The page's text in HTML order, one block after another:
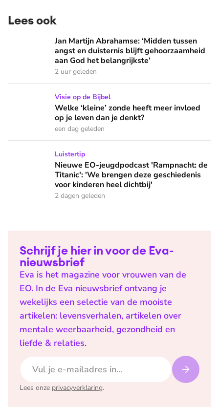
Lees ook
Jan Martijn Abrahamse: ‘Midden tussen angst en
Jan Martijn Abrahamse: ‘Midden tussen
angst en duisternis blijft gehoorzaamheid
aan God het belangrijkste’
2 uur geleden
Welke ‘kleine’ zonde heeft meer invloed op je leven dan je
Visie op de Bijbel
Welke ‘kleine’ zonde heeft meer invloed
op je leven dan je denkt?
een dag geleden
Nieuwe EO-jeugdpodcast 'Rampnacht: de Titanic': 'We
Luistertip
Nieuwe EO-jeugdpodcast 'Rampnacht: de
Titanic': 'We brengen deze geschiedenis
voor kinderen heel dichtbij'
2 dagen geleden
Schrijf je hier in voor de Eva-
nieuwsbrief
Eva is het magazine voor vrouwen van de
EO. In de Eva nieuwsbrief ontvang je
wekelijks een selectie van de mooiste
artikelen: levensverhalen, artikelen over
mentale weerbaarheid, gezondheid en
liefde & relaties.
Lees onze privacyverklaring.